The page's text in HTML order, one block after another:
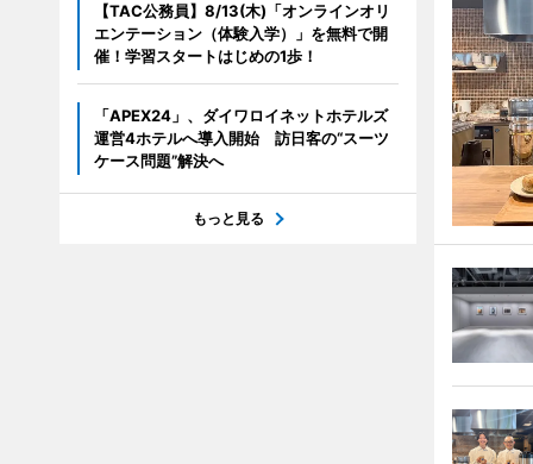
【TAC公務員】8/13(木)「オンラインオリ
エンテーション（体験入学）」を無料で開
催！学習スタートはじめの1歩！
「APEX24」、ダイワロイネットホテルズ
運営4ホテルへ導入開始 訪日客の“スーツ
ケース問題”解決へ
もっと見る